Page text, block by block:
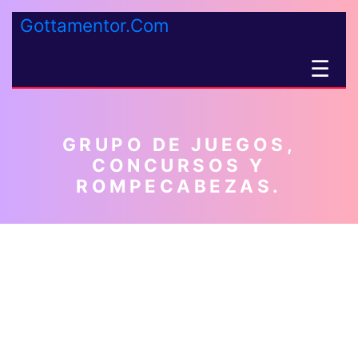
Gottamentor.Com
☰
GRUPO DE JUEGOS,
CONCURSOS Y
ROMPECABEZAS.